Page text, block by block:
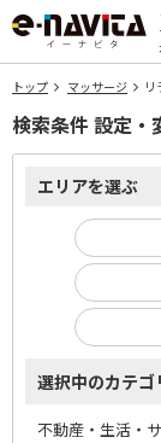
トップ マッサージ リ
検索条件 設定・
エリアを選ぶ
選択中のカテゴ
不動産・生活・